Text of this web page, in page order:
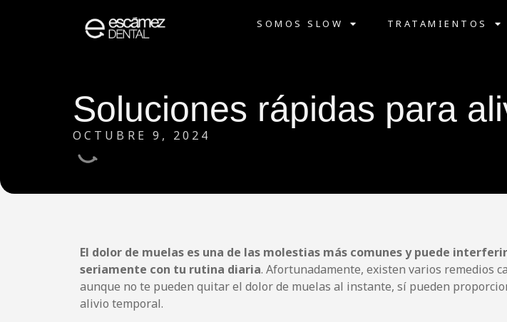
SOMOS SLOW TRATAMIENTOS
Soluciones rápidas para
OCTUBRE 9, 2024
El dolor de muelas es una de las molestias más comunes y puede interferir
seriamente con tu rutina diaria. Afortunadamente, existen varios remedios
aunque no te pueden quitar el dolor de muelas al instante, sí pueden
alivio temporal.